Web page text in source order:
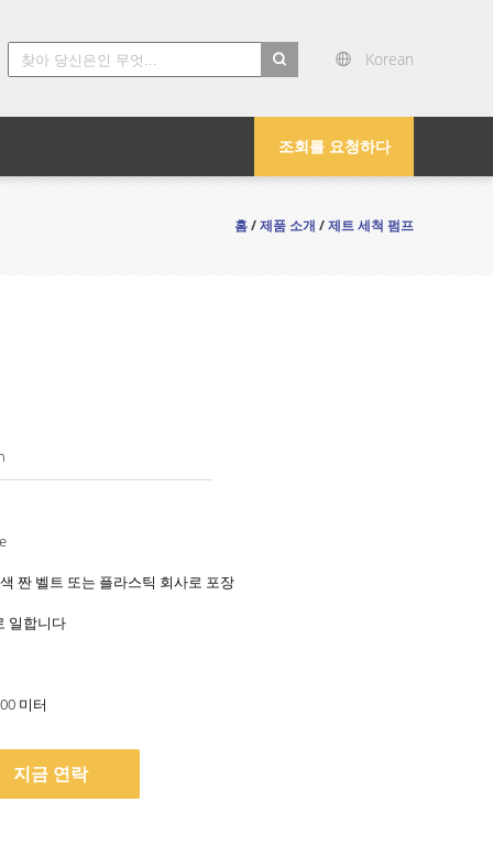
Korean
조회를 요청하다
홈/제품 소개/제트 세척 펌프
짠 벨트 또는 플라스틱 회사로 포장
일합니다
미터
지금 연락